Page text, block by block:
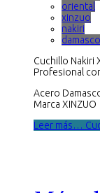
oriental
xinzuo
nakiri
damasco
Cuchillo Nakiri
Profesional
Acero
Marca XINZUO
Leer más…